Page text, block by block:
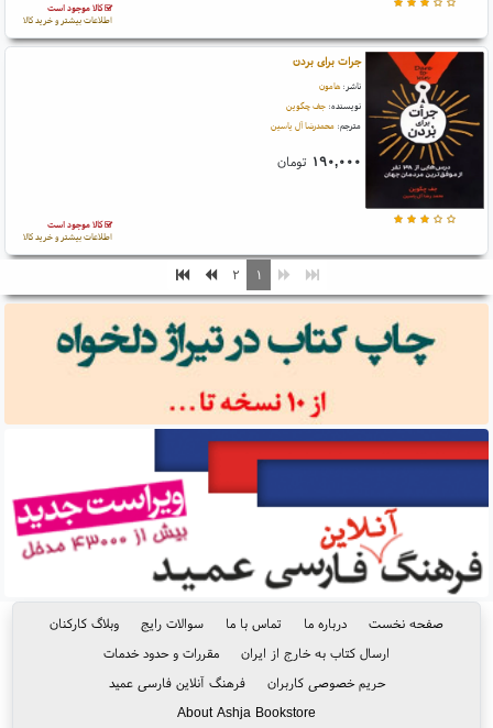
کالا موجود است
اطلاعات بیشتر و خرید کالا
جرات برای بردن
ناشر: هامون
نویسنده: جف چگوین
مترجم: محمدرضا آل یاسین
۱۹۰,۰۰۰ تومان
کالا موجود است
اطلاعات بیشتر و خرید کالا
۱ ۲
صفحه نخست درباره ما تماس با ما سوالات رایج
وبلاگ کارکنان
ارسال کتاب به خارج از ایران
مقررات و حدود خدمات
حریم خصوصی کاربران
فرهنگ آنلاین فارسی عمید
About Ashja Bookstore